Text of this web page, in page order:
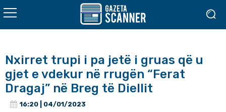
Nxirret trupi i pa jetë i gruas që u
gjet e vdekur në rrugën “Ferat
Dragaj” në Breg të Diellit
16:20 | 04/01/2023